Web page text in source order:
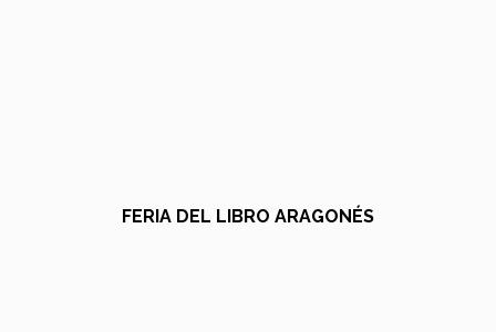
FERIA DEL LIBRO ARAGONÉS